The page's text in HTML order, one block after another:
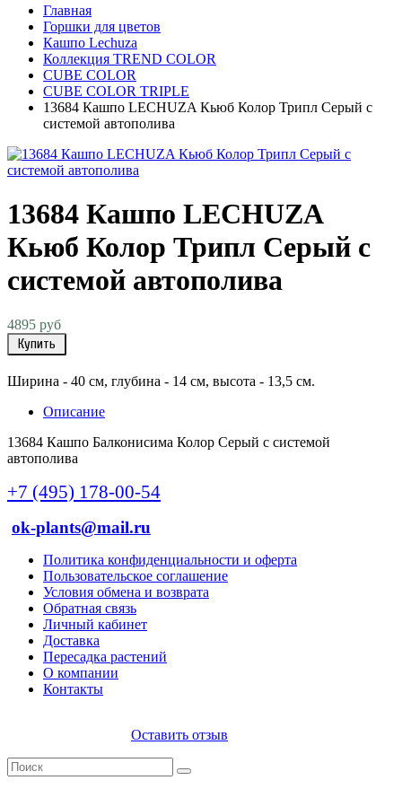
Главная
Горшки для цветов
Кашпо Lechuza
Коллекция TREND COLOR
CUBE COLOR
CUBE COLOR TRIPLE
13684 Кашпо LECHUZA Кьюб Колор Трипл Серый с
системой автополива
13684 Кашпо LECHUZA
Кьюб Колор Трипл Серый с
системой автополива
4895 руб
Купить
Ширина - 40 см, глубина - 14 см, высота - 13,5 см.
Описание
13684 Кашпо Балконисима Колор Серый с системой
автополива
+7 (495) 178-00-54
ok-plants@mail.ru
Политика конфиденциальности и оферта
Пользовательское соглашение
Условия обмена и возврата
Обратная связь
Личный кабинет
Доставка
Пересадка растений
О компании
Контакты
Оставить отзыв